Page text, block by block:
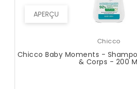
APERÇU
Chicco
Chicco Baby Moments -
& Corps - 200